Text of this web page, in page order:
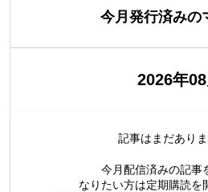
今月発行済みの
2026年08
記事はまだありま
今月配信済みの記事
なりたい方は定期購読を